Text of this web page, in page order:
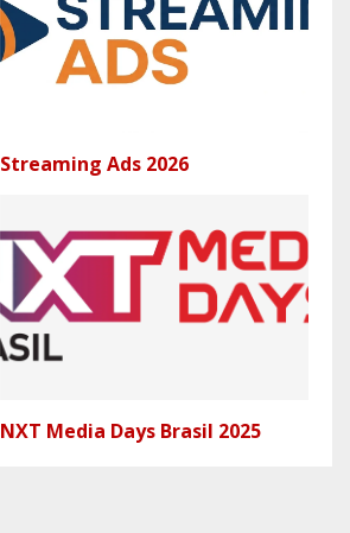
Streaming Ads 2026
NXT Media Days Brasil 2025